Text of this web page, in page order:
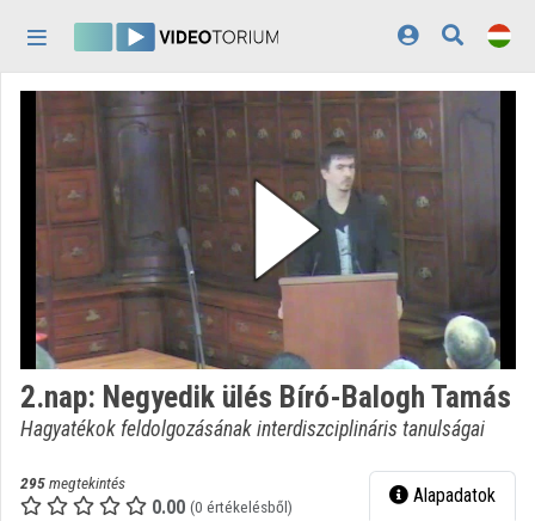
Kezdőlap
Bejelentkezés
Felfedezés
Kategóriák
Lejátszási listák
Intézmények
Közreműködők
2.nap: Negyedik ülés Bíró-Balogh Tamás
Hagyatékok feldolgozásának interdiszciplináris tanulságai
295megtekintés
0.00 (0 értékelésből) Alapadatok